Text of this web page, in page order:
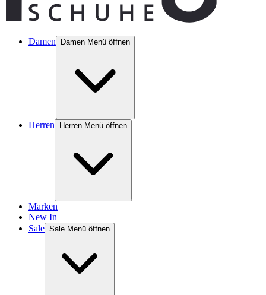
Damen Damen Menü öffnen
Herren Herren Menü öffnen
Marken
New In
Sale Sale Menü öffnen